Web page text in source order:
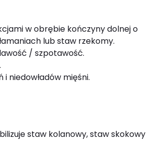
w obrębie kończyny dolnej o
lub staw rzekomy.
/ szpotawość.
niedowładów mięśni.
staw kolanowy, staw skokowy